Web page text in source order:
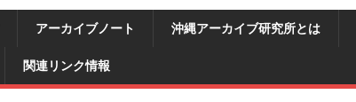
アーカイブノート 沖縄アーカイブ研究所とは
関連リンク情報